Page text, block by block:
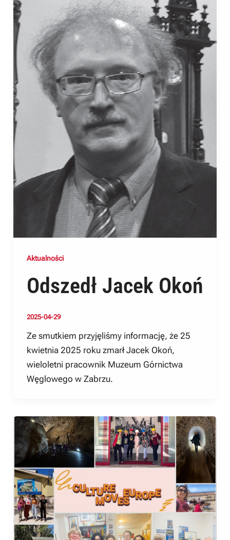
Aktualności
Odszedł Jacek Okoń
2025-04-29
Ze smutkiem przyjęliśmy informację, że 25
kwietnia 2025 roku zmarł Jacek Okoń,
wieloletni pracownik Muzeum Górnictwa
Węglowego w Zabrzu.